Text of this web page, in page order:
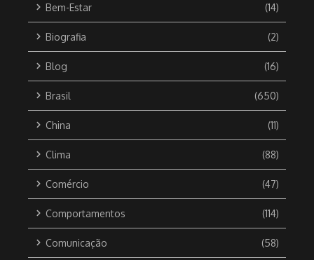
Bem-Estar (14)
Biografia (2)
Blog (16)
Brasil (650)
China (11)
Clima (88)
Comércio (47)
Comportamentos (114)
Comunicação (58)